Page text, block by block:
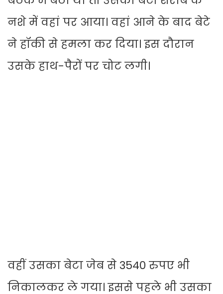
नशे में वहां पर आया। वहां आने के बाद बेटे
ने हॉकी से हमला कर दिया। इस दौरान
उसके हाथ-पैरों पर चोट लगी।
वहीं उसका बेटा जेब से 3540 रुपए भी
निकालकर ले गया। इससे पहले भी उसका